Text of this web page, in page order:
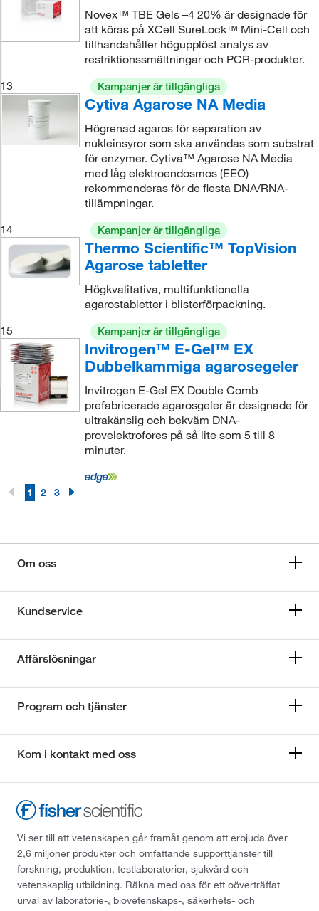
Novex™ TBE Gels –4 20% är designade för
att köras på XCell SureLock™ Mini-Cell och
tillhandahåller högupplöst analys av
restriktionssmältningar och PCR-produkter.
13
Kampanjer är tillgängliga
Cytiva Agarose NA Media
Högrenad agaros för separation av
nukleinsyror som ska användas som substrat
för enzymer. Cytiva™ Agarose NA Media
med låg elektroendosmos (EEO)
rekommenderas för de flesta DNA/RNA-
tillämpningar.
14
Kampanjer är tillgängliga
Thermo Scientific™ TopVision
Agarose tabletter
Högkvalitativa, multifunktionella
agarostabletter i blisterförpackning.
15
Kampanjer är tillgängliga
Invitrogen™ E-Gel™ EX
Dubbelkammiga agarosegeler
Invitrogen E-Gel EX Double Comb
prefabricerade agarosgeler är designade för
ultrakänslig och bekväm DNA-
provelektrofores på så lite som 5 till 8
minuter.
1 2 3
Om oss
Kundservice
Affärslösningar
Program och tjänster
Kom i kontakt med oss
Vi ser till att vetenskapen går framåt genom att erbjuda över
2,6 miljoner produkter och omfattande supporttjänster till
forskning, produktion, testlaboratorier, sjukvård och
vetenskaplig utbildning. Räkna med oss för ett oöverträffat
urval av laboratorie-, biovetenskaps-, säkerhets- och